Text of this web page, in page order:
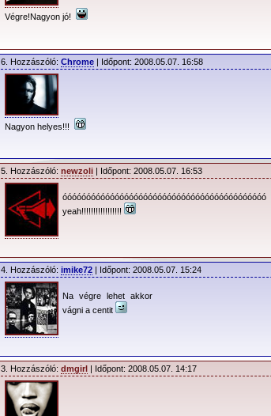
Végre!Nagyon jó!
6. Hozzászóló: Chrome | Időpont: 2008.05.07. 16:58
Nagyon helyes!!!
5. Hozzászóló: newzoli | Időpont: 2008.05.07. 16:53
óóóóóóóóóóóóóóóóóóóóóóóóóóóóóóóóóóóóóóóóóóó
yeah!!!!!!!!!!!!!!!!!
4. Hozzászóló: imike72 | Időpont: 2008.05.07. 15:24
Na végre lehet akkor
vágni a centit
3. Hozzászóló: dmgirl | Időpont: 2008.05.07. 14:17